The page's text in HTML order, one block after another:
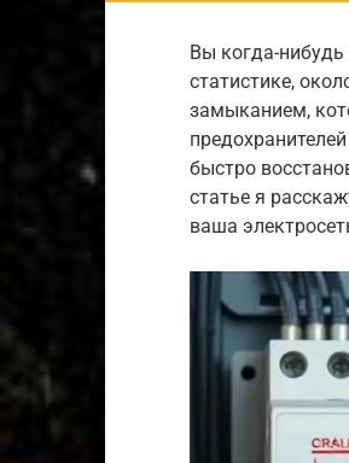
Вы когда-
статистике,
замыканием,
быстро
статье я
ваша